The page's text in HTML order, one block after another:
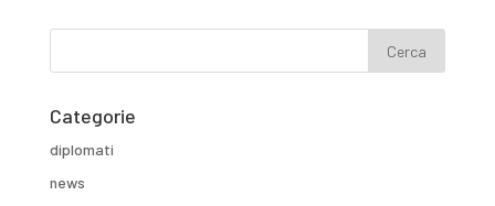
Categorie
diplomati
news